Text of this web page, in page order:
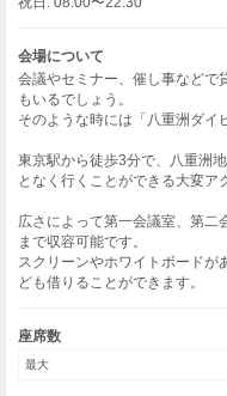
会場について
会議やセミナー、催し事などで
もいるでしょう。
そのような時には「八重洲ダイ
東京駅から徒歩3分で、八重洲
となく行くことができる大変ア
広さによって第一会議室、第二
まで収容可能です。
スクリーンやホワイトボードが
ども借りることができます。
座席数
最大